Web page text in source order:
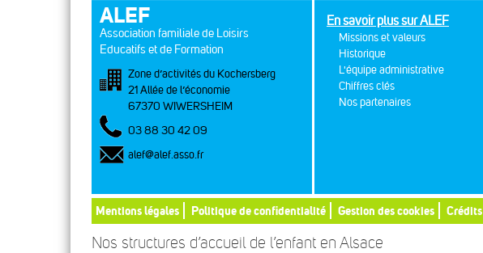
ALEF
Association familiale de Loisirs
Educatifs et de Formation
Zone d’activités du Kochersberg
21 Allée de l’économie
67370 WIWERSHEIM
03 88 30 42 09
alef@alef.asso.fr
En savoir plus sur ALEF
Missions et valeurs
Historique
L'équipe administrative
Chiffres clés
Nos partenaires
Mentions légales Politique de confidentialité Gestion des cookies Crédits
Nos structures d’accueil de l’enfant en Alsace